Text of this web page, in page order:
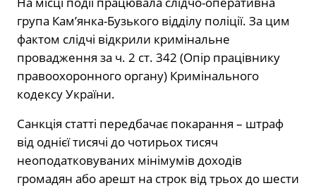
група Кам’янка-Бузького відділу поліції. За цим
фактом слідчі відкрили кримінальне
провадження за ч. 2 ст. 342 (Опір працівнику
правоохоронного органу) Кримінального
кодексу України.
Санкція статті передбачає покарання – штраф
від однієї тисячі до чотирьох тисяч
неоподатковуваних мінімумів доходів
громадян або арешт на строк від трьох до шести